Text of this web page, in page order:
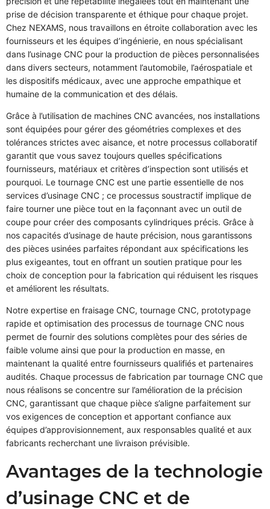
prise de décision transparente et éthique pour chaque projet.
Chez NEXAMS, nous travaillons en étroite collaboration avec les
fournisseurs et les équipes d’ingénierie, en nous spécialisant
dans l’usinage CNC pour la production de pièces personnalisées
dans divers secteurs, notamment l’automobile, l’aérospatiale et
les dispositifs médicaux, avec une approche empathique et
humaine de la communication et des délais.
Grâce à l’utilisation de machines CNC avancées, nos installations
sont équipées pour gérer des géométries complexes et des
tolérances strictes avec aisance, et notre processus collaboratif
garantit que vous savez toujours quelles spécifications
fournisseurs, matériaux et critères d’inspection sont utilisés et
pourquoi. Le tournage CNC est une partie essentielle de nos
services d’usinage CNC ; ce processus soustractif implique de
faire tourner une pièce tout en la façonnant avec un outil de
coupe pour créer des composants cylindriques précis. Grâce à
nos capacités d’usinage de haute précision, nous garantissons
des pièces usinées parfaites répondant aux spécifications les
plus exigeantes, tout en offrant un soutien pratique pour les
choix de conception pour la fabrication qui réduisent les risques
et améliorent les résultats.
Notre expertise en fraisage CNC, tournage CNC, prototypage
rapide et optimisation des processus de tournage CNC nous
permet de fournir des solutions complètes pour des séries de
faible volume ainsi que pour la production en masse, en
maintenant la qualité entre fournisseurs qualifiés et partenaires
audités. Chaque processus de fabrication par tournage CNC que
nous réalisons se concentre sur l’amélioration de la précision
CNC, garantissant que chaque pièce s’aligne parfaitement sur
vos exigences de conception et apportant confiance aux
équipes d’approvisionnement, aux responsables qualité et aux
fabricants recherchant une livraison prévisible.
Avantages de la technologie
d’usinage CNC et de